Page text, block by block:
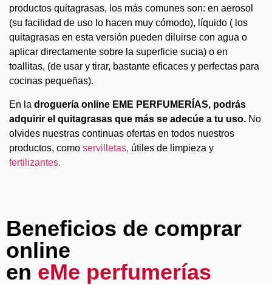
productos quitagrasas, los más comunes son: en aerosol
(su facilidad de uso lo hacen muy cómodo), líquido ( los
quitagrasas en esta versión pueden diluirse con agua o
aplicar directamente sobre la superficie sucia) o en
toallitas, (de usar y tirar, bastante eficaces y perfectas para
cocinas pequeñas).
En la droguería online EME PERFUMERÍAS, podrás
adquirir el quitagrasas que más se adecúe a tu uso. No
olvides nuestras continuas ofertas en todos nuestros
productos, como servilletas, útiles de limpieza y
fertilizantes.
Beneficios de comprar
online
en eMe perfumerías